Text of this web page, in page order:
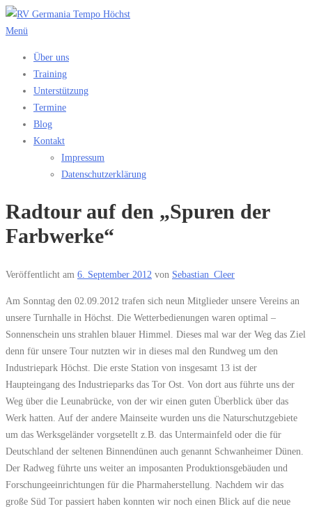
Zum
Inhalt
Menü
Über uns
Training
Unterstützung
Termine
Blog
Kontakt
Impressum
Datenschutzerklärung
Radtour auf den „Spuren der
Farbwerke“
Veröffentlicht am 6. September 2012 von Sebastian_Cleer
Am Sonntag den 02.09.2012 trafen sich neun Mitglieder unsere Vereins an
unsere Turnhalle in Höchst. Die Wetterbedienungen waren optimal –
Sonnenschein uns strahlen blauer Himmel. Dieses mal war der Weg das Ziel
denn für unsere Tour nutzten wir in dieses mal den Rundweg um den
Industriepark Höchst. Die erste Station von insgesamt 13 ist der
Haupteingang des Industrieparks das Tor Ost. Von dort aus führte uns der
Weg über die Leunabrücke, von der wir einen guten Überblick über das
Werk hatten. Auf der andere Mainseite wurden uns die Naturschutzgebiete
um das Werksgeländer vorgsetellt z.B. das Untermainfeld oder die für
Deutschland der seltenen Binnendünen auch genannt Schwanheimer Dünen.
Der Radweg führte uns weiter an imposanten Produktionsgebäuden und
Forschungeeinrichtungen für die Pharmaherstellung. Nachdem wir das
große Süd Tor passiert haben konnten wir noch einen Blick auf die neue